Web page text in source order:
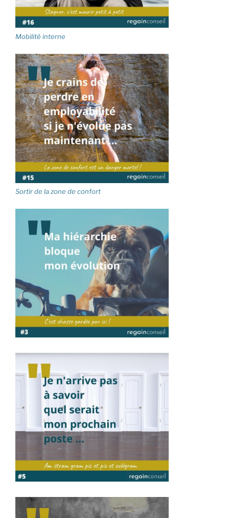
Mobilité interne
Sortir de la zone de confort